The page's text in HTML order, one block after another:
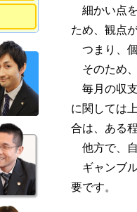
細かい点
ため、観点
つまり、
そのため
毎月の収
に関しては
合は、ある
他方で、
ギャンブ
要です。